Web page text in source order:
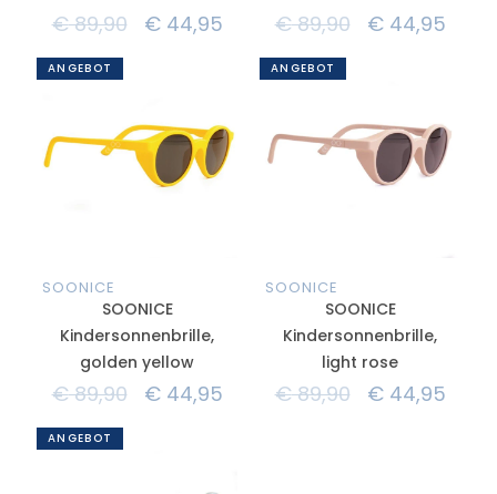
€89,90 €44,95 €89,90 €44,95
ANGEBOT
SOONICE
SOONICE
Kindersonnenbrille,
golden yellow
€89,90 €44,95
ANGEBOT
SOONICE
SOONICE
Kindersonnenbrille,
light rose
€89,90 €44,95
ANGEBOT